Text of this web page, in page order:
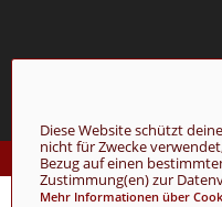
Diese Website schützt
nicht für Zwecke
Bezug auf einen
Zustimmung(en) zur
Mehr Informationen über
© Copyright 2026 -